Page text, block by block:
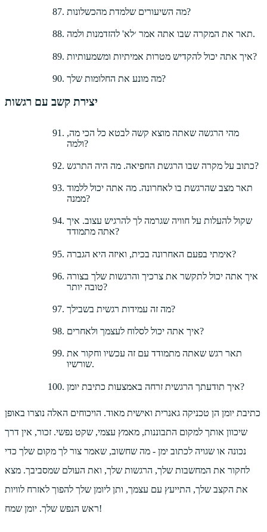
מה השיעורים שלמדת מהכשלונות?
תאר את המקרה שבו אתה אמר ׳לא' להזדמנות ולמה.
איך אתה יכול להקדיש מטרות אמיתיות ומשמעותיות?
מה מונע את החלומות שלך?
יצירת קשב עם רגשות
מהי הרגשה שאתה מוצא קשה לבטא כל הכי מה,
ולמה?
כתוב על מקרה שבו הרגשת החפיאה. מה היה התרגש?
תאר מצב שהרגשת בו לאחרונה. מה אתה יכול ללמוד
ממנה?
שקול להעלות על חוויה שגרמה לך להרגיש עצוב. איך
אתה מתמודד?
אימתי בפעם האחרונה בכית, ואיזה היא הגברה?
איך אתה יכול לתקשר את צרכיך והרגשות שלך בצורה
טובה יותר?
מה זה עמידות רגשית בשבילך?
איך אתה יכול לסלוח לעצמך ולאחרים?
תאר רגש שאתה מתמודד עם זה עכשיו וחקור את
שורשיו.
איך תודעתך הרגשית זרחה באמצעות כתיבת יומן?
כתיבת יומן הן טכניקה גאנרית ואישית מאוד. הויכוחים האלה נוצרו באופן
שיכוון אותך למקום התבוננות, מאמץ עצמי, שקט נפשי. זכור, אין דרך
נכונה או שגויה לכתוב ימן - מה שחשוב, שאמר צור לך מקום שלך כדי
לחקור את המחשבות שלך, הרגשות שלך, ואת העולם שמסביבך. מצא
את הקצב שלך, התייעץ עם עצמך, ותן ליומן שלך להפוך לאזרח לוויות
ראש הנפש שלך. יומן שמח!